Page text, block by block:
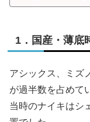
1．国産・薄底
アシックス、ミズ
が過半数を占めて
当時のナイキはシ